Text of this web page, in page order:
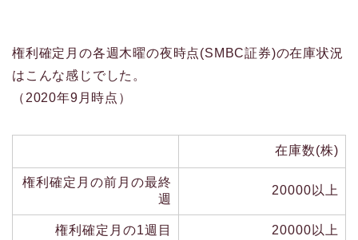
権利確定月の各週木曜の夜時点(SMBC証券)の在庫状況
はこんな感じでした。
（2020年9月時点）
在庫数(株)
権利確定月の前月の最終
週
20000以上
権利確定月の1週目 20000以上